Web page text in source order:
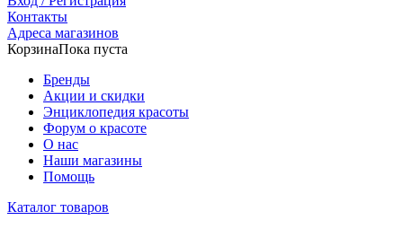
Контакты
Адреса магазинов
КорзинаПока пуста
Бренды
Акции и скидки
Энциклопедия красоты
Форум о красоте
О нас
Наши магазины
Помощь
Каталог товаров